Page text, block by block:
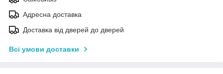
Адресна доставка
Доставка від дверей до дверей
Всі умови доставки